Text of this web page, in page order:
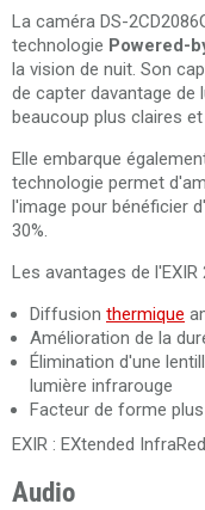
La caméra DS-
technologie Powered-
la vision de nuit. Son
de capter davantage
beaucoup plus claires
Elle embarque
technologie permet
l'image pour bénéficier
30%.
Les avantages de l'EXIR
Diffusion thermique
Amélioration de la
Élimination d'une
lumière infrarouge
Facteur de forme
EXIR : EXtended InfraRed
Audio